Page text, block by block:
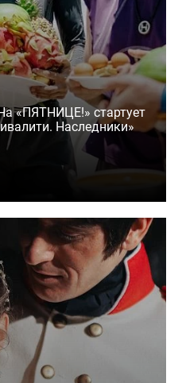
«ПЯТНИЦЕ!» стартует
Наследники»